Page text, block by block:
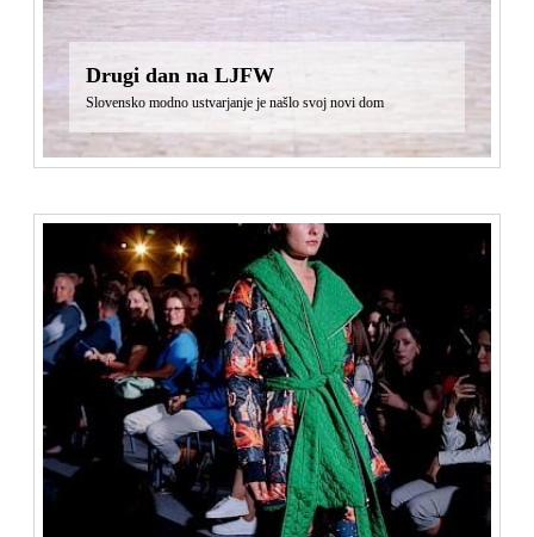
Drugi dan na LJFW
Slovensko modno ustvarjanje je našlo svoj novi dom